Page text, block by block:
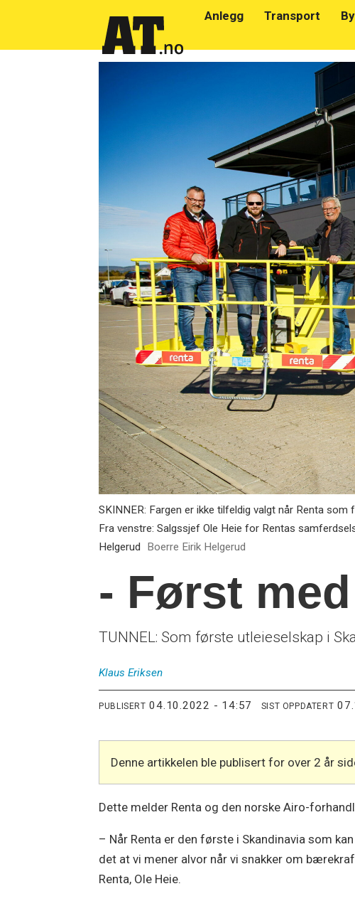
Anlegg Transport
SKINNER: Fargen er ikke tilfeldig valgt når Renta
Fra venstre: Salgssjef Ole Heie for Rentas
Helgerud
Boerre Eirik Helgerud
- Først
TUNNEL: Som første utleieselskap i
Klaus Eriksen
PUBLISERT 04.10.2022 - 14:57 SIST OPPDATERT
Denne artikkelen ble publisert for over 2 år
Dette melder Renta og den norske Airo-
– Når Renta er den første i Skandinavia som
det at vi mener alvor når vi snakker om
Renta, Ole Heie.